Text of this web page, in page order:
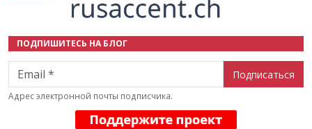
ПОДПИШИТЕСЬ НА БЛОГ
Email
Адрес электронной почты подписчика.